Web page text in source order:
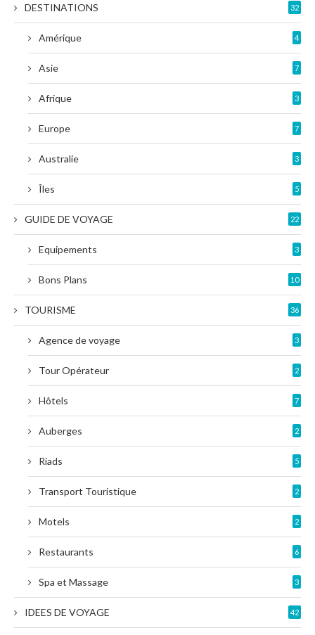
DESTINATIONS 32
Amérique 4
Asie 7
Afrique 3
Europe 7
Australie 3
Îles 5
GUIDE DE VOYAGE 22
Equipements 3
Bons Plans 10
TOURISME 36
Agence de voyage 3
Tour Opérateur 2
Hôtels 7
Auberges 2
Riads 5
Transport Touristique 2
Motels 2
Restaurants 6
Spa et Massage 3
IDEES DE VOYAGE 42